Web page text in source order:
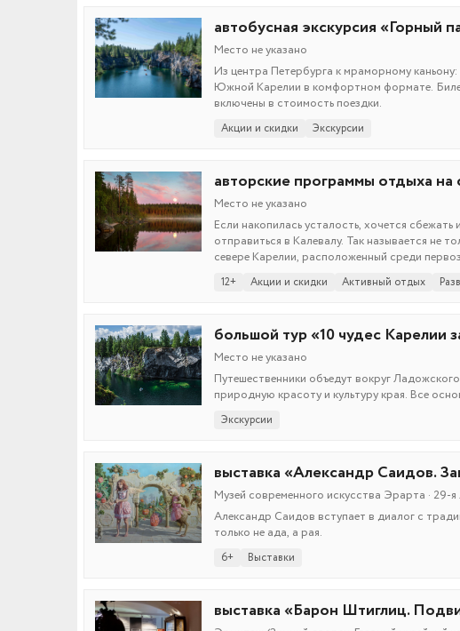
автобусная экскурсия «Горный
Место не указано
Из центра Петербурга к мраморному
Южной Карелии в комфортном формате.
включены в стоимость поездки.
Акции и скидки Экскурсии
авторские программы отдыха
Место не указано
Если накопилась усталость, хочется
отправиться в Калевалу. Так называется не
севере Карелии, расположенный среди
Петербурга. Здесь можно затаиться в
выбирайте то, что вам ближе, и эти
12+ Акции и скидки Активный отдых
большой тур «10 чудес Карелии
Место не указано
Путешественники объедут вокруг
природную красоту и культуру края. Все
Экскурсии
выставка «Александр Саидов.
Музей современного искусства Эрарта · 29-
Александр Саидов вступает в диалог с
только не ада, а рая.
6+ Выставки
выставка «Барон Штиглиц.